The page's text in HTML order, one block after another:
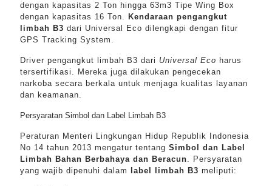
dengan kapasitas 2 Ton hingga 63m3 Tipe Wing Box
dengan kapasitas 16 Ton. Kendaraan pengangkut
limbah B3 dari Universal Eco dilengkapi dengan fitur
GPS Tracking System.
Driver pengangkut limbah B3 dari Universal Eco harus
tersertifikasi. Mereka juga dilakukan pengecekan
narkoba secara berkala untuk menjaga kualitas layanan
dan keamanan.
Persyaratan Simbol dan Label Limbah B3
Peraturan Menteri Lingkungan Hidup Republik Indonesia
No 14 tahun 2013 mengatur tentang Simbol dan Label
Limbah Bahan Berbahaya dan Beracun. Persyaratan
yang wajib dipenuhi dalam
label limbah B3 meliputi: